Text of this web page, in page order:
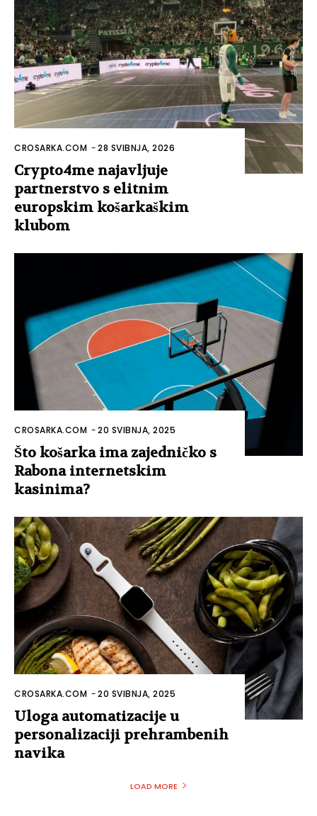
CROSARKA.COM -28 SVIBNJA, 2026
Crypto4me najavljuje
partnerstvo s elitnim
europskim košarkaškim
klubom
CROSARKA.COM -20 SVIBNJA, 2025
Što košarka ima zajedničko s
Rabona internetskim
kasinima?
CROSARKA.COM -20 SVIBNJA, 2025
Uloga automatizacije u
personalizaciji prehrambenih
navika
LOAD MORE